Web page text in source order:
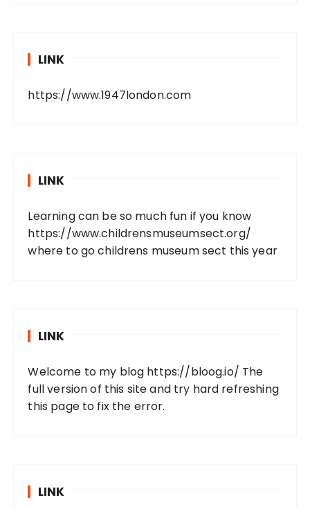
LINK
https://www.1947london.com
LINK
Learning can be so much fun if you know
https://www.childrensmuseumsect.org/
where to go childrens museum sect this year
LINK
Welcome to my blog https://bloog.io/ The
full version of this site and try hard refreshing
this page to fix the error.
LINK